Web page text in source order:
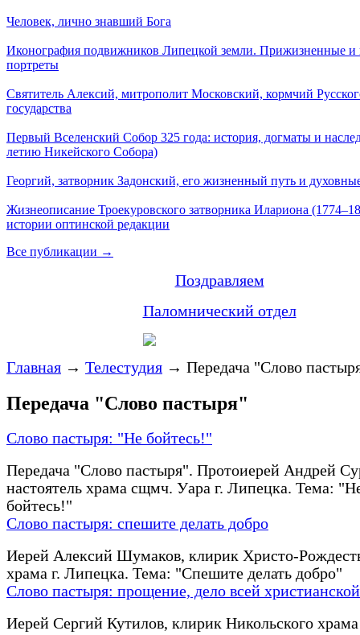
Человек, лично знавший Бога
Иконография подвижников Липецкой земли. Прижизненные и
портреты
Святитель Алексий, митрополит Московский, кормчий
государства
Первый Вселенский Собор 325 года: история, догматы и
летию Никейского Собора)
Георгий, затворник Задонский, его жизненный путь и
Жизнеописание Троекуровского затворника Илариона
истории оптинской редакции
Все публикации →
Поздравляем
Паломнический отдел
Главная → Телестудия → Передача "Слово
Передача "Слово пастыря"
Слово пастыря: "Не бойтесь!"
Передача "Слово пастыря". Протоиерей Андрей
настоятель храма сщмч. Уара г. Липецка. Тема:
бойтесь!"
Слово пастыря: спешите делать добро
Иерей Алексий Шумаков, клирик Христо-
храма г. Липецка. Тема: "Спешите делать добро"
Слово пастыря: прощение, дело всей
Иерей Сергий Кутилов, клирик Никольского храма